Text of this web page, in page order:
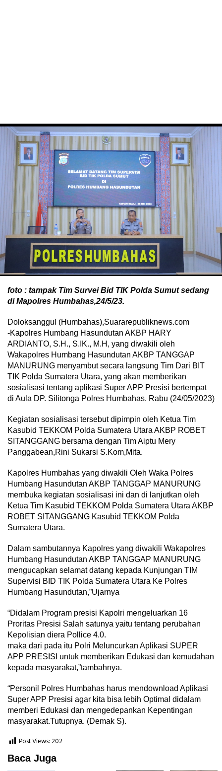
foto : tampak Tim Survei Bid TIK Polda Sumut sedang
di Mapolres Humbahas,24/5/23.
Doloksanggul (Humbahas),Suararepubliknews.com
-Kapolres Humbang Hasundutan AKBP HARY
ARDIANTO, S.H., S.IK., M.H, yang diwakili oleh
Wakapolres Humbang Hasundutan AKBP TANGGAP
MANURUNG menyambut secara langsung Tim Dari BIT
TIK Polda Sumatera Utara, yang akan memberikan
sosialisasi tentang aplikasi Super APP Presisi bertempat
di Aula DP. Silitonga Polres Humbahas. Rabu (24/05/2023)
Kegiatan sosialisasi tersebut dipimpin oleh Ketua Tim
Kasubid TEKKOM Polda Sumatera Utara AKBP ROBET
SITANGGANG bersama dengan Tim Aiptu Mery
Panggabean,Rini Sukarsi S.Kom,Mita.
Kapolres Humbahas yang diwakili Oleh Waka Polres
Humbang Hasundutan AKBP TANGGAP MANURUNG
membuka kegiatan sosialisasi ini dan di lanjutkan oleh
Ketua Tim Kasubid TEKKOM Polda Sumatera Utara AKBP
ROBET SITANGGANG Kasubid TEKKOM Polda
Sumatera Utara.
Dalam sambutannya Kapolres yang diwakili Wakapolres
Humbang Hasundutan AKBP TANGGAP MANURUNG
mengucapkan selamat datang kepada Kunjungan TIM
Supervisi BID TIK Polda Sumatera Utara Ke Polres
Humbang Hasundutan,”Ujarnya
“Didalam Program presisi Kapolri mengeluarkan 16
Proritas Presisi Salah satunya yaitu tentang perubahan
Kepolisian diera Pollice 4.0.
maka dari pada itu Polri Meluncurkan Aplikasi SUPER
APP PRESISI untuk memberikan Edukasi dan kemudahan
kepada masyarakat,”tambahnya.
“Personil Polres Humbahas harus mendownload Aplikasi
Super APP Presisi agar kita bisa lebih Optimal didalam
memberi Edukasi dan mengedepankan Kepentingan
masyarakat.Tutupnya. (Demak S).
Post Views:202
Baca Juga